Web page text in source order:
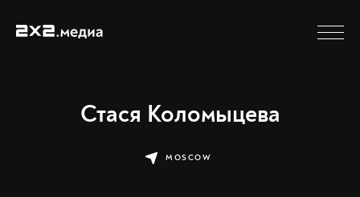
Стася Коломыцева
MOSCOW